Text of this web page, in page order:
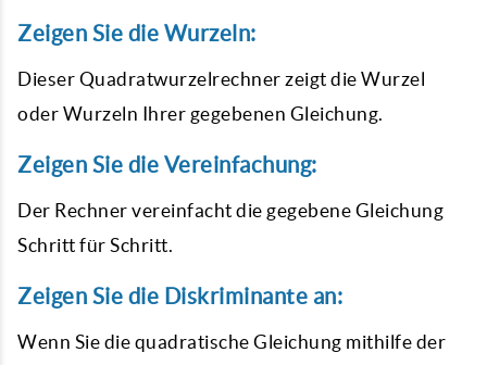
Zeigen Sie die Wurzeln:
Dieser Quadratwurzelrechner zeigt die Wurzel
oder Wurzeln Ihrer gegebenen Gleichung.
Zeigen Sie die Vereinfachung:
Der Rechner vereinfacht die gegebene Gleichung
Schritt für Schritt.
Zeigen Sie die Diskriminante an:
Wenn Sie die quadratische Gleichung mithilfe der